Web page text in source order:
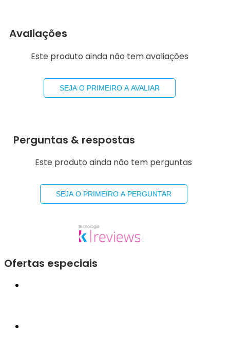
Avaliações
Este produto ainda não tem avaliações
SEJA O PRIMEIRO A AVALIAR
Perguntas & respostas
Este produto ainda não tem perguntas
SEJA O PRIMEIRO A PERGUNTAR
Ofertas especiais